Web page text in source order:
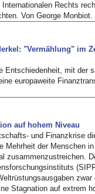
Rechts
Von George Monbiot.
"Vermählung" im
Entschiedenheit, mit der
europaweite
auf hohem Niveau
und Finanzkrise
der Menschen
zusammenzustreichen.
Stagnation auf extrem